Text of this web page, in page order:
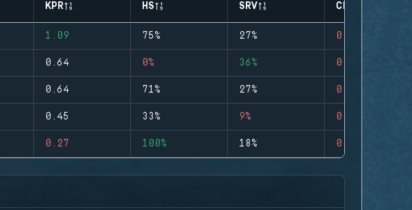
KPR HS SRV CLUTCHES
1.09 75% 27% 0
0.64 0% 36% 0
0.64 71% 27% 0
0.45 33% 9% 0
0.27 100% 18% 0